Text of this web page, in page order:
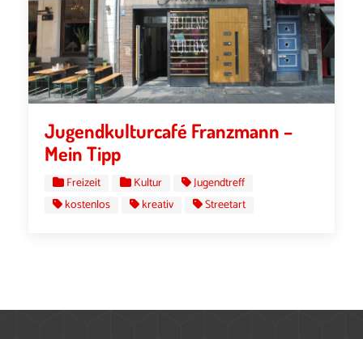
Jugendkulturcafé Franzmann –
Mein Tipp
Freizeit Kultur
Jugendtreff
kostenlos
kreativ Streetart